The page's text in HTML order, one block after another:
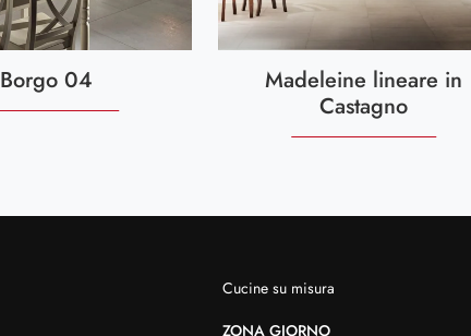
Borgo 04
Madeleine lineare in
Castagno
Cucine su misura
ZONA GIORNO